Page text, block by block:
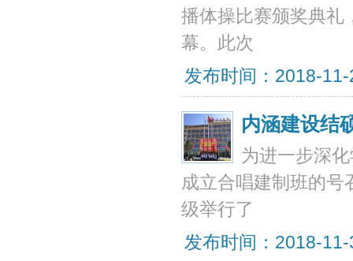
播体操比赛颁奖典礼
幕。此次
发布时间：2018-
内涵建设结
为进一步深
成立合唱建制班的
级举行了
发布时间：2018-